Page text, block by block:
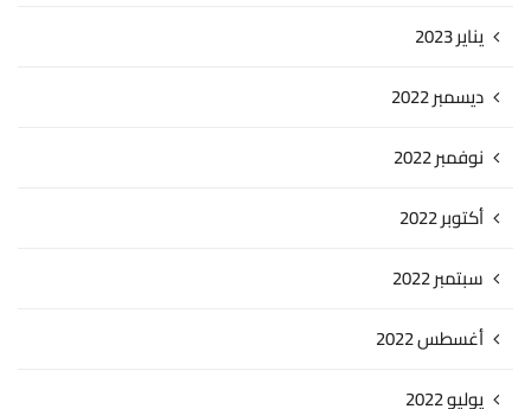
يناير 2023
ديسمبر 2022
نوفمبر 2022
أكتوبر 2022
سبتمبر 2022
أغسطس 2022
يوليو 2022